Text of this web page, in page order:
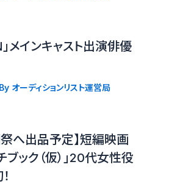
メインキャスト出演俳優
オーディションリスト運営局
へ出品予定】短編映画
ブック（仮）」20代女性役